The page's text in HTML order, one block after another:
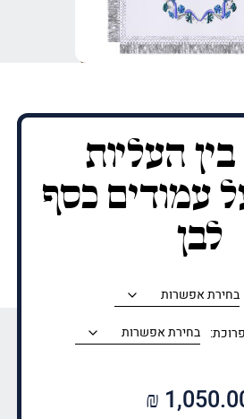
בין העליות
עמודים כסף
לבן
₪